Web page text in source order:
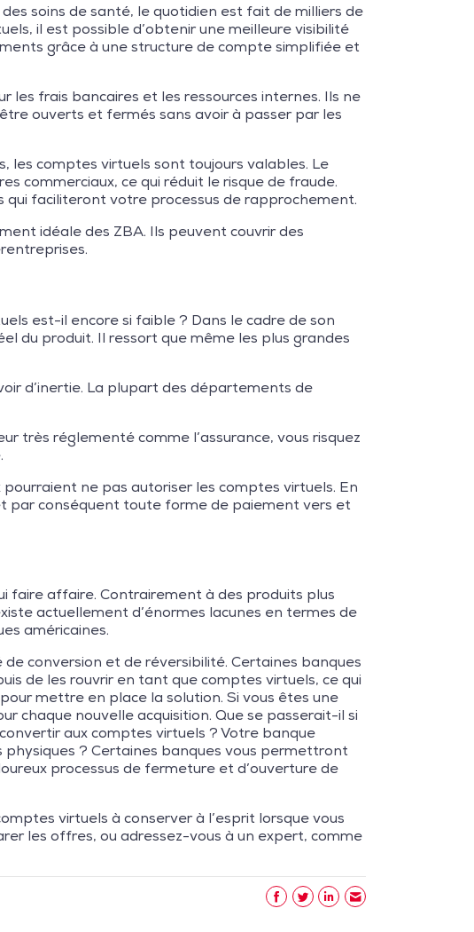
soins de santé, le quotidien est fait de milliers de
il est possible d’obtenir une meilleure visibilité
grâce à une structure de compte simplifiée et
les frais bancaires et les ressources internes. Ils ne
ouverts et fermés sans avoir à passer par les
les comptes virtuels sont toujours valables. Le
commerciaux, ce qui réduit le risque de fraude.
qui faciliteront votre processus de rapprochement.
idéale des ZBA. Ils peuvent couvrir des
est-il encore si faible ? Dans le cadre de son
du produit. Il ressort que même les plus grandes
d’inertie. La plupart des départements de
très réglementé comme l’assurance, vous risquez
ne pas autoriser les comptes virtuels. En
par conséquent toute forme de paiement vers et
faire affaire. Contrairement à des produits plus
actuellement d’énormes lacunes en termes de
américaines.
conversion et de réversibilité. Certaines banques
de les rouvrir en tant que comptes virtuels, ce qui
mettre en place la solution. Si vous êtes une
chaque nouvelle acquisition. Que se passerait-il si
aux comptes virtuels ? Votre banque
? Certaines banques vous permettront
processus de fermeture et d’ouverture de
virtuels à conserver à l’esprit lorsque vous
les offres, ou adressez-vous à un expert, comme